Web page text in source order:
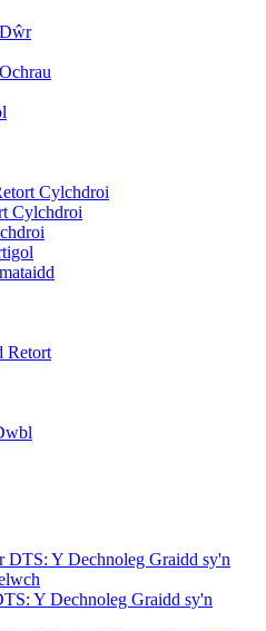
Cylchdroi
Cylchdroi
Retort
Y Dechnoleg Graidd sy'n